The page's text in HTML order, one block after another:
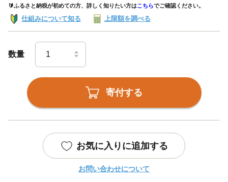
🔰ふるさと納税が初めての方、詳しく知りたい方はこちらでご確認ください。
仕組みについて知る 上限額を調べる
数量
寄付する
お気に入りに追加する
お問い合わせについて